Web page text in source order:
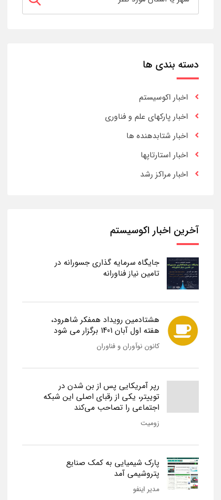
دسته بندی ها
اخبار اکوسیستم
اخبار پارکهای علم و فناوری
اخبار شتابدهنده ها
اخبار استارتاپها
اخبار مراکز رشد
آخرین اخبار اکوسیستم
جایگاه سرمایه گذاری جسورانه در
تامین نیاز فناورانه
هشتادمین رویداد همفکر شاهرود،
هفته اول آبان 1401 برگزار می شود
کانون نوآوران و فناوران
رپر آمریکایی پس از بن شدن در
توییتر، یکی از رقبای اصلی این شبکه
اجتماعی را تصاحب می‌کند
زومیت
پارک شیمیایی به کمک صنایع
پتروشیمی آمد
مدیر اینفو